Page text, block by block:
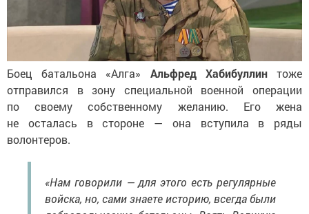
Боец батальона «Алга» Альфред Хабибуллинтоже
отправился в зону специальной военной операции
по своему собственному желанию. Его жена
не осталась в стороне — она вступила в ряды
волонтеров.
«Нам говорили — для этого есть регулярные
войска, но, сами знаете историю, всегда были